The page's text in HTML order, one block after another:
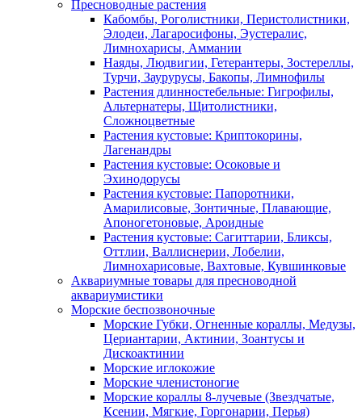
Пресноводные растения
Кабомбы, Роголистники, Перистолистники,
Элодеи, Лагаросифоны, Эустералис,
Лимнохарисы, Аммании
Наяды, Людвигии, Гетерантеры, Зостереллы,
Турчи, Заурурусы, Бакопы, Лимнофилы
Растения длинностебельные: Гигрофилы,
Альтернатеры, Щитолистники,
Сложноцветные
Растения кустовые: Криптокорины,
Лагенандры
Растения кустовые: Осоковые и
Эхинодорусы
Растения кустовые: Папоротники,
Амарилисовые, Зонтичные, Плавающие,
Апоногетоновые, Ароидные
Растения кустовые: Сагиттарии, Бликсы,
Оттлии, Валлиснерии, Лобелии,
Лимнохарисовые, Вахтовые, Кувшинковые
Аквариумные товары для пресноводной
аквариумистики
Морские беспозвоночные
Морские Губки, Огненные кораллы, Медузы,
Цериантарии, Актинии, Зоантусы и
Дискоактинии
Морские иглокожие
Морские членистоногие
Морские кораллы 8-лучевые (Звездчатые,
Ксении, Мягкие, Горгонарии, Перья)